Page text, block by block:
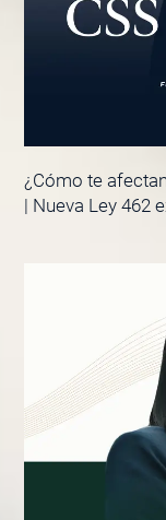
¿Cómo te
| Nueva Ley 462